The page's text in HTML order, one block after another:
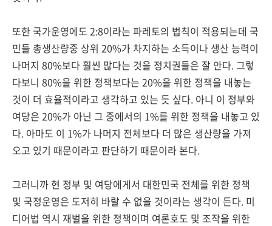
또한 국가운영에도 2:8이라는 파레토의 법칙이 적용되는데 국
민들 총생산량중 상위 20%가 차지하는 소득이나 생산 능력이
나머지 80%보다 훨씬 많다는 것을 정치권들은 잘 안다. 그렇
다보니 80%을 위한 정책보다는 20%을 위한 정책을 내놓는
것이 더 효율적이라고 생각하고 있는 듯 싶다. 아니 이 정부와
여당은 20%가 아닌 그 중에서의 1%를 위한 정책을 내놓고 있
다. 아마도 이 1%가 나머지 전체보다 더 많은 생산량을 가져
오고 있기 때문이라고 판단하기 때문이라 본다.
그러니까 현 정부 및 여당에게서 대한민국 전체를 위한 정책
및 국정운영은 도저히 바랄 수 없을 것이라는 생각이 든다. 미
디어법 역시 재벌을 위한 정책이며 여론호도 및 조작을 위한